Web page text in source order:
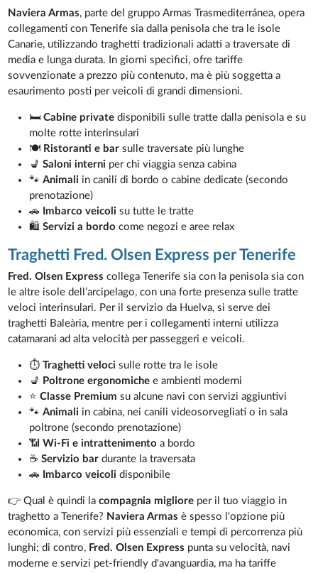
Naviera Armas, parte del gruppo Armas Trasmediterránea, opera
collegamenti con Tenerife sia dalla penisola che tra le isole
Canarie, utilizzando traghetti tradizionali adatti a traversate di
media e lunga durata. In giorni specifici, ofre tariffe
sovvenzionate a prezzo più contenuto, ma è più soggetta a
esaurimento posti per veicoli di grandi dimensioni.
🛏️Cabine private disponibili sulle tratte dalla penisola e su
molte rotte interinsulari
🍽️ Ristoranti e bar sulle traversate più lunghe
💺Saloni interni per chi viaggia senza cabina
🐾Animali in canili di bordo o cabine dedicate (secondo
prenotazione)
🚗
Imbarco veicoli su tutte le tratte
🛍️Servizi a bordo come negozi e aree relax
Traghetti Fred. Olsen Express per Tenerife
Fred. Olsen Express collega Tenerife sia con la penisola sia con
le altre isole dell’arcipelago, con una forte presenza sulle tratte
veloci interinsulari. Per il servizio da Huelva, si serve dei
traghetti Baleària, mentre per i collegamenti interni utilizza
catamarani ad alta velocità per passeggeri e veicoli.
⏱️Traghetti veloci sulle rotte tra le isole
💺 Poltrone ergonomiche e ambienti moderni
⭐Classe Premium su alcune navi con servizi aggiuntivi
🐾Animali in cabina, nei canili videosorvegliati o in sala
poltrone (secondo prenotazione)
📶Wi-Fi e intrattenimento a bordo
☕Servizio bar durante la traversata
🚗
Imbarco veicoli disponibile
👉 Qual è quindi lacompagnia migliore per il tuo viaggio in
traghetto a Tenerife? Naviera Armas è spesso l'opzione più
economica, con servizi più essenziali e tempi di percorrenza più
lunghi; di contro, Fred. Olsen Express punta su velocità, navi
moderne e servizi pet-friendly d'avanguardia, ma ha tariffe